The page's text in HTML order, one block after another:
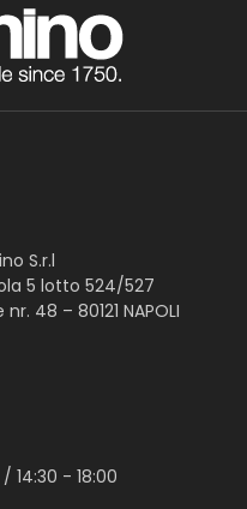
S.r.l
5 lotto 524/527
48 – 80121 NAPOLI
14:30 - 18:00